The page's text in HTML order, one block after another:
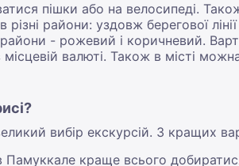
пішки або на велосипеді.
райони: уздовж берегової
- рожевий і коричневий.
валюті. Також в місті
вибір екскурсій. З кращих
краще всього